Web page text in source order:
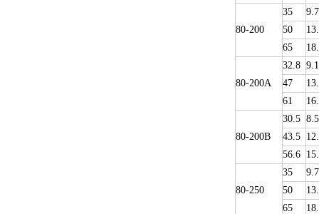
80-200
35
50
65
80-200A
32.8 9.1
47
61
80-200B
30.5 8.5
43.5
56.6
80-250
35
50
65